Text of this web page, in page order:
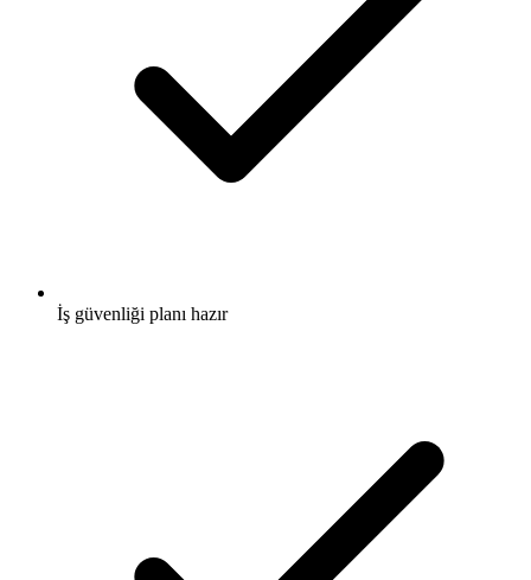
İş güvenliği planı hazır